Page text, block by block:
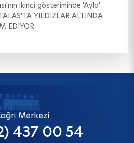
ikinci gösteriminde 'Ayla'
YILDIZLAR ALTINDA
EDİYOR
Merkezi
437 00 54